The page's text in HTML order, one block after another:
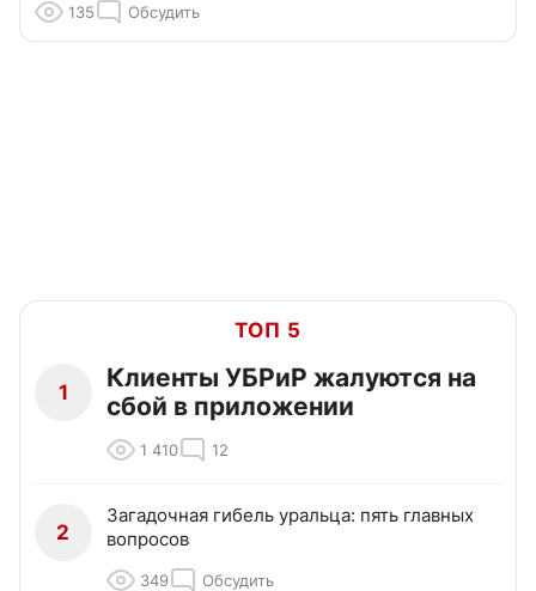
135 Обсудить
ТОП 5
1
Клиенты УБРиР жалуются на
сбой в приложении
1 410 12
2
Загадочная гибель уральца: пять главных
вопросов
349 Обсудить